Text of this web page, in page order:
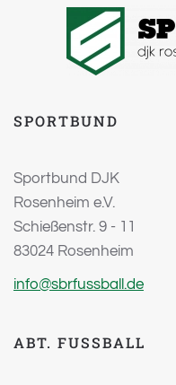
SPORTBUND
Sportbund DJK
Rosenheim e.V.
Schießenstr. 9 - 11
83024 Rosenheim
info@sbrfussball.de
ABT. FUSSBALL